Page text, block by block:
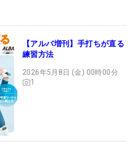
【アルバ増刊】手打ちが直る
練習方法
2026年5月8日 (金) 00時00分
1